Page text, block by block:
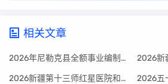
相关文章
2026年尼勒克县全额事业编制大学生乡村医生招聘预报名开始啦
2026新疆第十三师红星医院和第十三师中医院面向高校招聘事业单位人员公告（26人）